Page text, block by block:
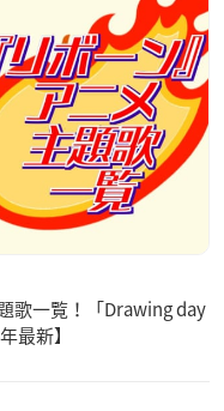
歌一覧！「Drawing day
最新】